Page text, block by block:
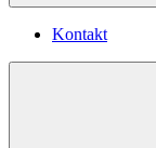
Kontakt